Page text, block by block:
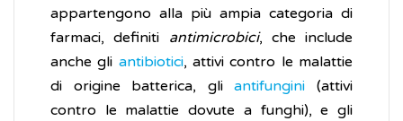
appartengono alla più ampia categoria di
farmaci, definiti antimicrobici, che include
anche gli antibiotici, attivi contro le malattie
di origine batterica, gliantifungini (attivi
contro le malattie dovute a funghi), e gli